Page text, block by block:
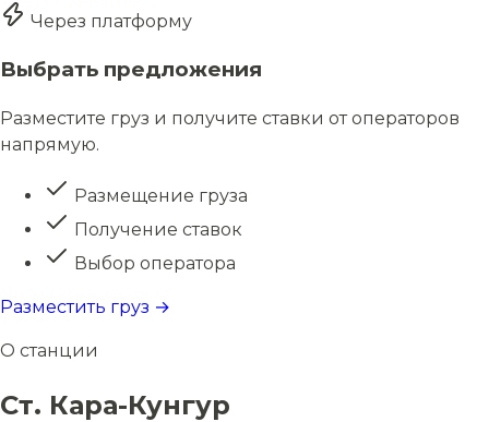
Через платформу
Выбрать предложения
Разместите груз и получите ставки от операторов
напрямую.
Размещение груза
Получение ставок
Выбор оператора
Разместить груз →
О станции
Ст. Кара-Кунгур